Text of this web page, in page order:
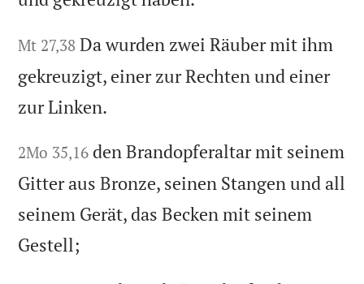
Mt 27,38 Da wurden zwei Räuber mit ihm
gekreuzigt, einer zur Rechten und einer
zur Linken.
2Mo 35,16 den Brandopferaltar mit seinem
Gitter aus Bronze, seinen Stangen und all
seinem Gerät, das Becken mit seinem
Gestell;